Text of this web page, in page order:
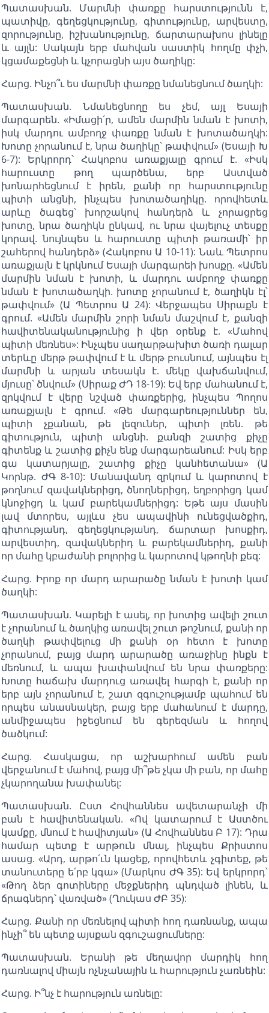
Պատասխան. Մարմնի փառքը հարստությունն է,
պատիվը, գեղեցկությունը, գիտությունը, արվեստը,
զորությունը, իշխանությունը, ճարտարախոս լինելը
և այլն: Սակայն երբ մահվան սաստիկ հողմը փչի,
կցամաքեցնի և կչորացնի այս ծաղիկը:
Հարց. Ինչո՞ւ ես մարմնի փառքը նմանեցնում ծաղկի:
Պատասխան. Նմանեցնողը ես չեմ, այլ Եսայի
մարգարեն. «Իմացի՛ր, ամեն մարմին նման է խոտի,
իսկ մարդու ամբողջ փառքը նման է խոտածաղկի:
Խոտը չորանում է, նրա ծաղիկը՝ թափվում» (Եսայի Խ
6-7): Երկրորդ՝ Հակոբոս առաքյալը գրում է. «Իսկ
հարուստը թող պարծենա, երբ Աստված
խոնարհեցնում է իրեն, քանի որ հարստությունը
պիտի անցնի, ինչպես խոտածաղիկը. որովհետև
արևը ծագեց՝ խորշակով հանդերձ և չորացրեց
խոտը, նրա ծաղիկն ընկավ, ու նրա վայելուչ տեսքը
կորավ. նույնպես և հարուստը պիտի թառամի՝ իր
շահերով հանդերձ» (Հակոբոս Ա 10-11): Նաև Պետրոս
առաքյալն է կրկնում Եսայի մարգարեի խոսքը. «Ամեն
մարմին նման է խոտի, և մարդու ամբողջ փառքը
նման է խոտածաղկի. խոտը չորանում է, ծաղիկն էլ՝
թափվում» (Ա Պետրոս Ա 24): Վերջապես Սիրաքն է
գրում. «Ամեն մարմին շորի նման մաշվում է, քանզի
հավիտենականությունից ի վեր օրենք է. «Մահով
պիտի մեռնես»: Ինչպես սաղարթախիտ ծառի դալար
տերևը մերթ թափվում է և մերթ բուսնում, այնպես էլ
մարմնի և արյան տեսակն է. մեկը վախճանվում,
մյուսը՝ ծնվում» (Սիրաք ԺԴ 18-19): Եվ երբ մահանում է,
զրկվում է վերը նշված փառքերից, ինչպես Պողոս
առաքյալն է գրում. «Թե մարգարեություններ են,
պիտի չքանան, թե լեզուներ, պիտի լռեն. թե
գիտություն, պիտի անցնի. քանզի շատից քիչը
գիտենք և շատից քիչն ենք մարգարեանում: Իսկ երբ
գա կատարյալը, շատից քիչը կանհետանա» (Ա
Կորնթ. ԺԳ 8-10): Մանավանդ զրկում և կարոտով է
թողնում զավակներիցդ, ծնողներիցդ, եղբորիցդ կամ
կնոջիցդ և կամ բարեկամներիցդ: Եթե այս մասին
լավ մտորես, այլևս չես ապավինի ունեցվածքիդ,
գիտությանդ, գեղեցկությանդ, ճարտար խոսքիդ,
արվեստիդ, զավակներիդ և բարեկամներիդ, քանի
որ մահը կբաժանի բոլորից և կարոտով կթողնի քեզ:
Հարց. Իրոք որ մարդ արարածը նման է խոտի կամ
ծաղկի:
Պատասխան. Կարելի է ասել, որ խոտից ավելի շուտ
է չորանում և ծաղկից առավել շուտ թոշնում, քանի որ
ծաղկի թափվելուց մի քանի օր հետո է խոտը
չորանում, բայց մարդ արարածը առաջինը ինքն է
մեռնում, և ապա խափանվում են նրա փառքերը:
Խոտը հաճախ մարդուց առավել հարգի է, քանի որ
երբ այն չորանում է, շատ զգուշությամբ պահում են
որպես անասնակեր, բայց երբ մահանում է մարդը,
անմիջապես իջեցնում են գերեզման և հողով
ծածկում:
Հարց. Հասկացա, որ աշխարհում ամեն բան
վերջանում է մահով, բայց մի՞թե չկա մի բան, որ մահը
չկարողանա խափանել:
Պատասխան. Ըստ Հովհաննես ավետարանչի մի
բան է հավիտենական. «Ով կատարում է Աստծու
կամքը, մնում է հավիտյան» (Ա Հովհաննես Բ 17): Դրա
համար պետք է արթուն մնալ, ինչպես Քրիստոս
ասաց. «Արդ, արթո՛ւն կացեք, որովհետև չգիտեք, թե
տանուտերը ե՛րբ կգա» (Մարկոս ԺԳ 35): Եվ երկրորդ՝
«Թող ձեր գոտիները մեջքներիդ պնդված լինեն, և
ճրագներդ՝ վառված» (Ղուկաս ԺԲ 35):
Հարց. Քանի որ մեռնելով պիտի հող դառնանք, ապա
ինչի՞ են պետք այսքան զգուշացումները:
Պատասխան. Երանի թե մեղավոր մարդիկ հող
դառնալով միայն ոչնչանային և հարություն չառնեին:
Հարց. Ի՞նչ է հարություն առնելը: